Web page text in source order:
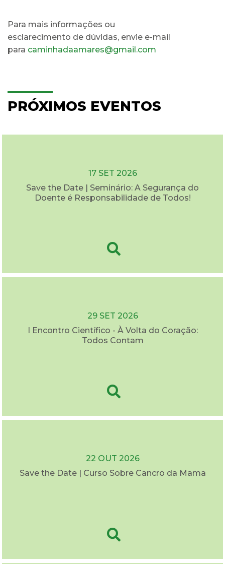
Para mais informações ou
esclarecimento de dúvidas, envie e-mail
para caminhadaamares@gmail.com
PRÓXIMOS EVENTOS
17 SET 2026
Save the Date | Seminário: A Segurança do
Doente é Responsabilidade de Todos!
29 SET 2026
I Encontro Científico - À Volta do Coração:
Todos Contam
22 OUT 2026
Save the Date | Curso Sobre Cancro da Mama